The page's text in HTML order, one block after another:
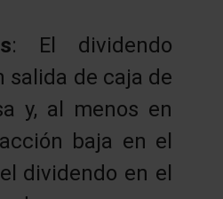
: El dividendo
salida de caja de
y, al menos en
baja en el
dividendo en el